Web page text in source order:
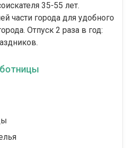
35-55 лет.
части города для удобного
Отпуск 2 раза в год: